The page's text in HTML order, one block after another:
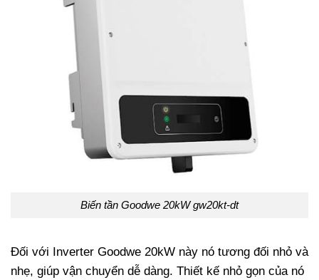
Biến tần Goodwe 20kW gw20kt-dt
Đối với Inverter Goodwe 20kW này nó tương đối nhỏ và
nhẹ, giúp vận chuyển dễ dàng. Thiết kế nhỏ gọn của nó